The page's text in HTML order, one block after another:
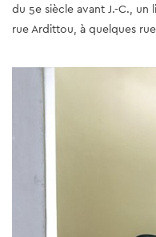
du 5e siècle avant J.-C., un
rue Ardittou, à quelques